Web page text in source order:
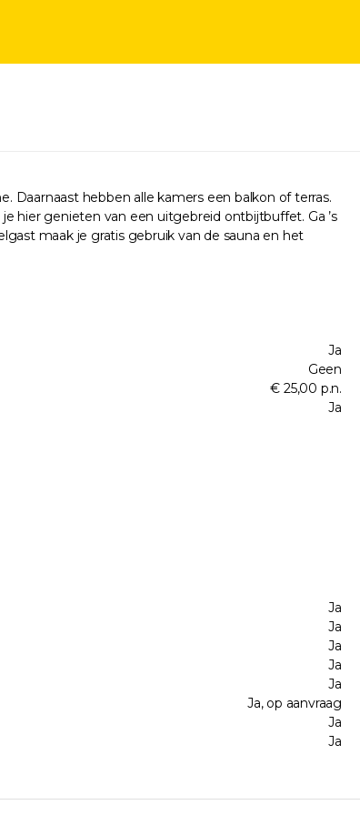
hebben alle kamers een balkon of terras.
hier genieten van een uitgebreid ontbijtbuffet. Ga ’s
maak je gratis gebruik van de sauna en het
Ja
Geen
€ 25,00 p.n.
Ja
Ja
Ja
Ja
Ja
Ja
Ja, op aanvraag
Ja
Ja